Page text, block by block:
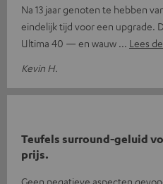
Na 13 jaar genoten te hebben
eindelijk tijd voor een upgrade.
Ultima 40 — en wauw
Lees
Kevin H.
Teufels surround-geluid
prijs.
Geen negatieve aspecten